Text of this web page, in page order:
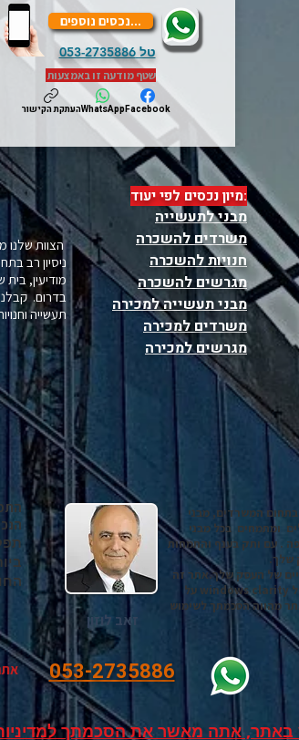
טל 053-2735886
...נכסים נוספים
שטף מודעה זו באמצעות
Facebook
WhatsAppהעתקת הקישור
:מיון נכסים לפי יעוד
מבני לתעשייה
משרדים להשכרה
חנויות להשכרה
מגרשים להשכרה
מבני תעשייה למכירה
משרדים למכירה
מגרשים למכירה
הצוות שלנו
ניסיון רב
מודיעין,
בדרום.
תעשייה
המשרדים, מבני
ומתמחים בכל מבני
. עם ותק בענף והתמחות
שלך.
של העסק שלך.אתר זה
משתשמש ב קוקיס של WIX GOOGLE ADS ושל windows clarity על
מהווה הסכמתך לשימוש
זאב לוזון
053-2735886
אתה מאשר את הסכמתך